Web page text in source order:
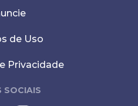
de Uso
Privacidade
SOCIAIS